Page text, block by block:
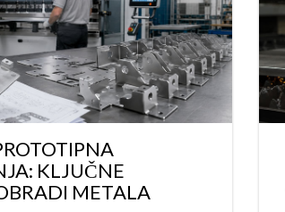
KLJUČNE
METALA